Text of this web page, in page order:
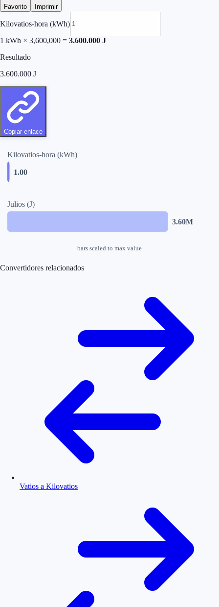
Favorito Imprimir
Kilovatios-hora (kWh)
1 kWh × 3,600,000 = 3.600.000 J
Resultado
3.600.000 J
Copiar enlace
Kilovatios-hora (kWh)
1.00
Julios (J)
3.60M
bars scaled to max value
Convertidores relacionados
Vatios a Kilovatios